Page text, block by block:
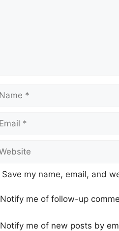
Save my name, email, and
Notify me of follow-up
Notify me of new posts by